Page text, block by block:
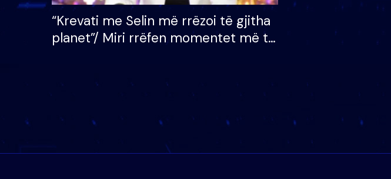
“Krevati me Selin më rrëzoi të gjitha
planet”/ Miri rrëfen momentet më të